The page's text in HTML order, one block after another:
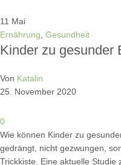
11 Mai
Ernährung Gesundheit
Kinder zu gesunder
Von Katalin
25. November 2020
0
Wie können Kinder zu
gedrängt, nicht gezwungen,
Trickkiste. Eine aktuelle Studie